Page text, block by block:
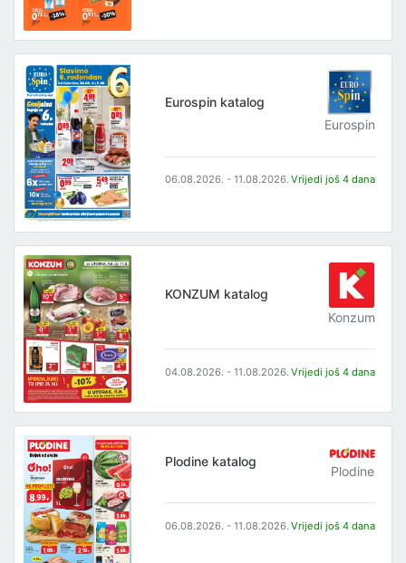
Eurospin katalog
Eurospin
06.08.2026. - 11.08.2026. Vrijedi još 4 dana
KONZUM katalog
Konzum
04.08.2026. - 11.08.2026. Vrijedi još 4 dana
Plodine katalog
Plodine
06.08.2026. - 11.08.2026. Vrijedi još 4 dana